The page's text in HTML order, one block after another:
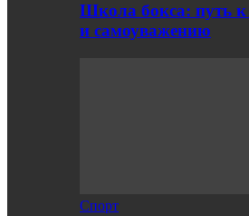
Школа бокса: путь к
и самоуважению
Спорт